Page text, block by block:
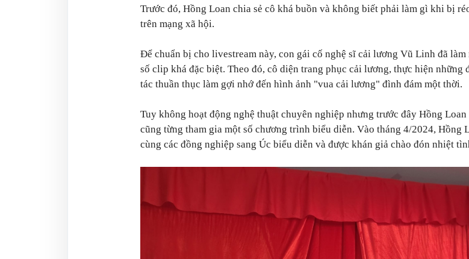
Trước đó, Hồng Loan chia sẻ cô khá buồn và không biết phải làm gì khi bị
trên mạng xã hội.
Để chuẩn bị cho livestream này, con gái cố nghệ sĩ cải lương Vũ Linh đã làm
số clip khá đặc biệt. Theo đó, cô diện trang phục cải lương, thực hiện những
tác thuần thục làm gợi nhớ đến hình ảnh "vua cải lương" đình đám một thời.
Tuy không hoạt động nghệ thuật chuyên nghiệp nhưng trước đây Hồng Loan
cũng từng tham gia một số chương trình biểu diễn. Vào tháng 4/2024, Hồng
cùng các đồng nghiệp sang Úc biểu diễn và được khán giả chào đón nhiệt